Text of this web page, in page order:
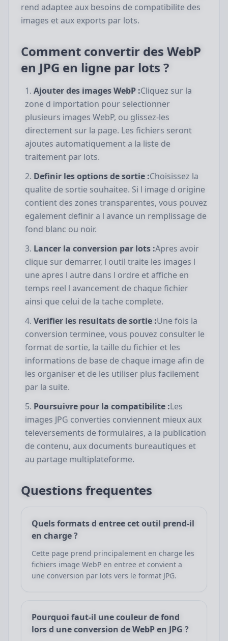
rend adaptee aux besoins de compatibilite des
images et aux exports par lots.
Comment convertir des WebP
en JPG en ligne par lots ?
Ajouter des images WebP :Cliquez sur la
zone d importation pour selectionner
plusieurs images WebP, ou glissez-les
directement sur la page. Les fichiers seront
ajoutes automatiquement a la liste de
traitement par lots.
Definir les options de sortie :Choisissez la
qualite de sortie souhaitee. Si l image d origine
contient des zones transparentes, vous pouvez
egalement definir a l avance un remplissage de
fond blanc ou noir.
Lancer la conversion par lots :Apres avoir
clique sur demarrer, l outil traite les images l
une apres l autre dans l ordre et affiche en
temps reel l avancement de chaque fichier
ainsi que celui de la tache complete.
Verifier les resultats de sortie :Une fois la
conversion terminee, vous pouvez consulter le
format de sortie, la taille du fichier et les
informations de base de chaque image afin de
les organiser et de les utiliser plus facilement
par la suite.
Poursuivre pour la compatibilite :Les
images JPG converties conviennent mieux aux
televersements de formulaires, a la publication
de contenu, aux documents bureautiques et
au partage multiplateforme.
Questions frequentes
Quels formats d entree cet outil prend-il
en charge ?
Cette page prend principalement en charge les
fichiers image WebP en entree et convient a
une conversion par lots vers le format JPG.
Pourquoi faut-il une couleur de fond
lors d une conversion de WebP en JPG ?